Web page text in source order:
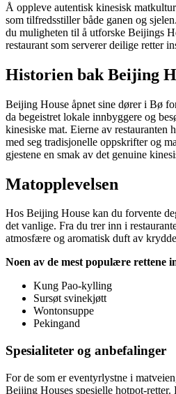
Å oppleve autentisk kinesisk
som tilfredsstiller både ganen og
du muligheten til å utforske Beijings
restaurant som serverer deilige retter
Historien bak Beijing
Beijing House åpnet sine dører i Bø
da begeistret lokale innbyggere og
kinesiske mat. Eierne av restauranten
med seg tradisjonelle oppskrifter og
gjestene en smak av det genuine
Matopplevelsen
Hos Beijing House kan du forvente
det vanlige. Fra du trer inn i
atmosfære og aromatisk duft av
Noen av de mest populære rettene
Kung Pao-kylling
Sursøt svinekjøtt
Wontonsuppe
Pekingand
Spesialiteter og anbefalinger
For de som er eventyrlystne i
Beijing Houses spesielle hotpot-retter.